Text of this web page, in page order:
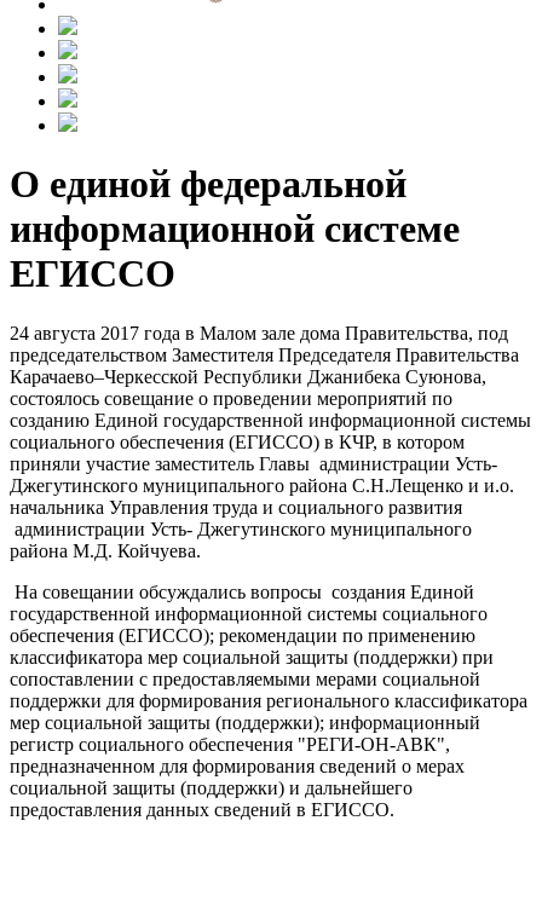
О единой федеральной
информационной системе
ЕГИССО
24 августа 2017 года в Малом зале дома Правительства, под
председательством Заместителя Председателя Правительства
Карачаево–Черкесской Республики Джанибека Суюнова,
состоялось совещание о проведении мероприятий по
созданию Единой государственной информационной системы
социального обеспечения (ЕГИССО) в КЧР, в котором
приняли участие заместитель Главы администрации Усть-
Джегутинского муниципального района С.Н.Лещенко и и.о.
начальника Управления труда и социального развития
администрации Усть- Джегутинского муниципального
района М.Д. Койчуева.
На совещании обсуждались вопросы создания Единой
государственной информационной системы социального
обеспечения (ЕГИССО); рекомендации по применению
классификатора мер социальной защиты (поддержки) при
сопоставлении с предоставляемыми мерами социальной
поддержки для формирования регионального классификатора
мер социальной защиты (поддержки); информационный
регистр социального обеспечения "РЕГИ-ОН-АВК",
предназначенном для формирования сведений о мерах
социальной защиты (поддержки) и дальнейшего
предоставления данных сведений в ЕГИССО.